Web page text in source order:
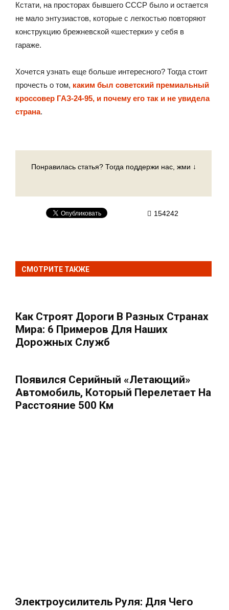
Кстати, на просторах бывшего СССР было и остается
не мало энтузиастов, которые с легкостью повторяют
конструкцию брежневской «шестерки» у себя в
гараже.
Хочется узнать еще больше интересного? Тогда стоит
прочесть о том, каким был советский премиальный
кроссовер ГАЗ-24-95, и почему его так и не увидела
страна.
Понравилась статья? Тогда поддержи нас, жми ↓
154242
СМОТРИТЕ ТАКЖЕ
Как Строят Дороги В Разных Странах
Мира: 6 Примеров Для Наших
Дорожных Служб
Появился Серийный «летающий»
Автомобиль, Который Перелетает На
Расстояние 500 Км
Электроусилитель Руля: Для Чего